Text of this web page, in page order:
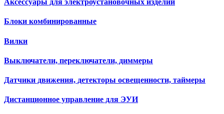
Аксессуары для электроустановочных изделий
Блоки комбинированные
Вилки
Выключатели, переключатели, диммеры
Датчики движения, детекторы освещенности, таймеры
Дистанционное управление для ЭУИ